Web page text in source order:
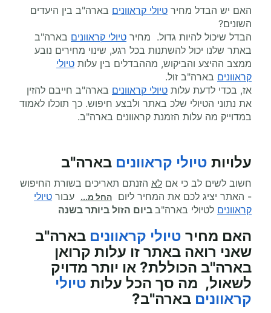
האם יש הבדל מחיר טיולי קראוונים בארה"ב בין היעדים
השונים?
הבדל שיכול להיות גדול. מחיר טיולי קראוונים בארה"ב
באתר שלנו יכול להשתנות בכל רגע, שינוי מחירים נובע
ממצב ההיצע והביקוש, מההבדלים בין עלות טיולי
קראוונים בארה"ב זול.
אז, בכדי לדעת עלות טיולי קראוונים בארה"ב חייבם להזין
את נתוני הטיולי שלכ באתר ולבצע חיפוש. כך תוכלו לאמוד
במדוייק מה עלות הזמנת קראוונים בארה"ב.
עלויות טיולי קראוונים בארה"ב
חשוב לשים לב כי אם לא הזנתם תאריכים בשורת החיפוש
- האתר יציג לכם את המחיר ליום החל מ... עבור טיולי
קראוונים לטיולי בארה"ב ביום הזול ביותר בשנה
האם מחיר טיולי קראוונים בארה"ב
שאני רואה באתר זו עלות קרואן
בארה"ב הכוללת? או יותר מדויק
לשאול, מה סך הכל עלות טיולי
קראוונים בארה"ב?